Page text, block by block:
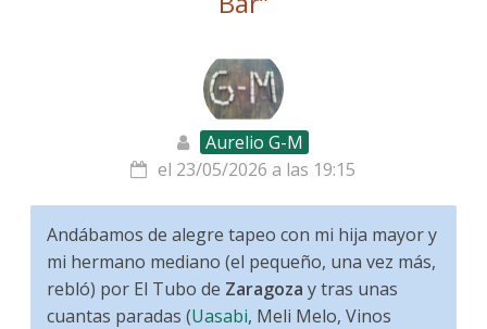
Aurelio G-M
el 23/05/2026 a las 19:15
Andábamos de alegre tapeo con mi hija mayor y
mi hermano mediano (el pequeño, una vez más,
rebló) por El Tubo de Zaragoza y tras unas
cuantas paradas (Uasabi, Meli Melo, Vinos